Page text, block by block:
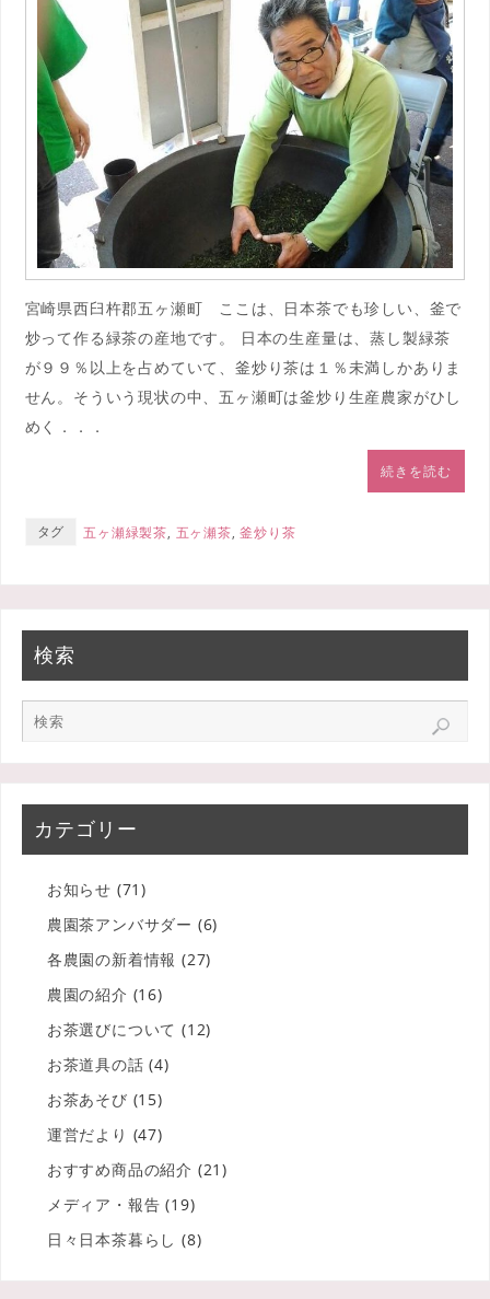
宮崎県西臼杵郡五ヶ瀬町 ここは、日本茶でも珍しい、釜で
炒って作る緑茶の産地です。 日本の生産量は、蒸し製緑茶
が９９％以上を占めていて、釜炒り茶は１％未満しかありま
せん。そういう現状の中、五ヶ瀬町は釜炒り生産農家がひし
めく．．．
続きを読む
タグ 五ヶ瀬緑製茶, 五ヶ瀬茶,釜炒り茶
検索
カテゴリー
お知らせ (71)
農園茶アンバサダー (6)
各農園の新着情報 (27)
農園の紹介 (16)
お茶選びについて (12)
お茶道具の話 (4)
お茶あそび (15)
運営だより (47)
おすすめ商品の紹介 (21)
メディア・報告 (19)
日々日本茶暮らし (8)